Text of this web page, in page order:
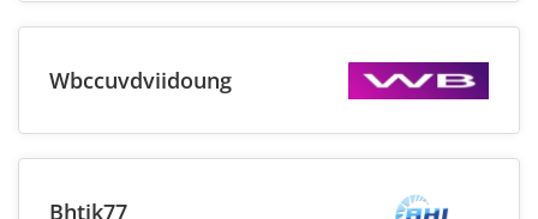
Wbccuvdviidoung
Bhtjk77